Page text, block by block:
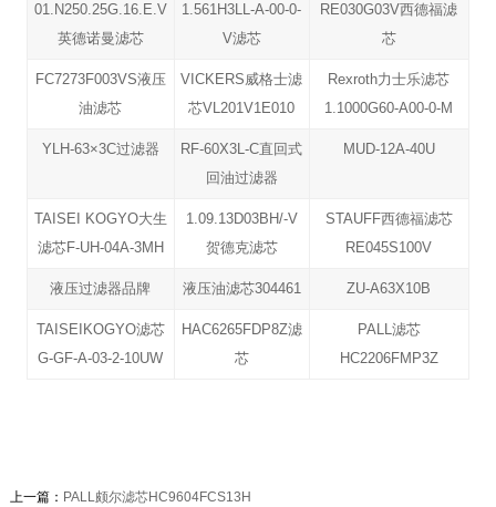
01.N250.25G.16.E.V
英德诺曼滤芯
1.561H3LL-A-00-0-
V滤芯
RE030G03V西德福滤
芯
FC7273F003VS液压
油滤芯
VICKERS威格士滤
芯VL201V1E010
Rexroth力士乐滤芯
1.1000G60-A00-0-M
YLH-63×3C过滤器
RF-60X3L-C直回式
回油过滤器
MUD-12A-40U
TAISEI KOGYO大生
滤芯F-UH-04A-3MH
1.09.13D03BH/-V
贺德克滤芯
STAUFF西德福滤芯
RE045S100V
液压过滤器品牌 液压油滤芯304461 ZU-A63X10B
TAISEIKOGYO滤芯
G-GF-A-03-2-10UW
HAC6265FDP8Z滤
芯
PALL滤芯
HC2206FMP3Z
上一篇： PALL颇尔滤芯HC9604FCS13H